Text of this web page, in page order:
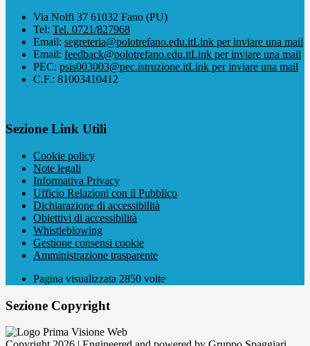
Via Nolfi 37 61032 Fano (PU)
Tel: Tel. 0721/827968
Email: segreteria@polotrefano.e​du.itLink per inviare una mail
Email: feedback@polotrefano.edu.itLink per inviare una mail
PEC: psis003003@pec.istruzione.itLink per inviare una mail
C.F.: 81003410412
Sezione Link Utili
Cookie policy
Note legali
Informativa Privacy
Ufficio Relazioni con il Pubblico
Dichiarazione di accessibilità
Obiettivi di accessibilità
Whistleblowing
Gestione consensi cookie
Amministrazione trasparente
Pagina visualizzata 2850 volte
Sezione Copyright